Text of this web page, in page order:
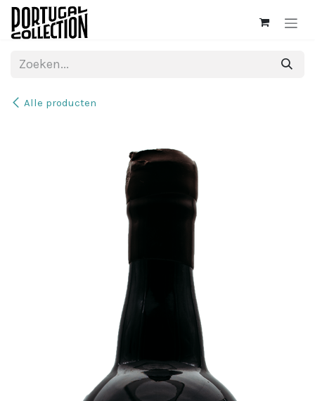
Overslaan naar inhoud
Alle producten